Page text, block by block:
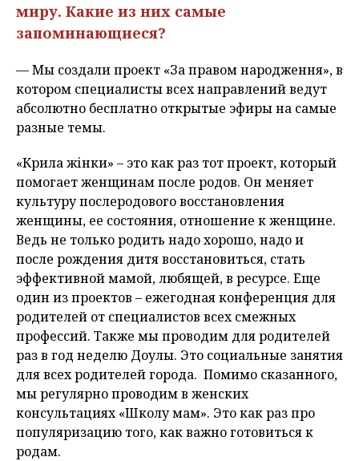
миру. Какие из них самые
запоминающиеся?
— Мы создали проект «За правом народження», в
котором специалисты всех направлений ведут
абсолютно бесплатно открытые эфиры на самые
разные темы.
«Крила жінки» – это как раз тот проект, который
помогает женщинам после родов. Он меняет
культуру послеродового восстановления
женщины, ее состояния, отношение к женщине.
Ведь не только родить надо хорошо, надо и
после рождения дитя восстановиться, стать
эффективной мамой, любящей, в ресурсе. Еще
один из проектов – ежегодная конференция для
родителей от специалистов всех смежных
профессий. Также мы проводим для родителей
раз в год неделю Доулы. Это социальные занятия
для всех родителей города. Помимо сказанного,
мы регулярно проводим в женских
консультациях «Школу мам». Это как раз про
популяризацию того, как важно готовиться к
родам.